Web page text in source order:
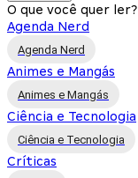
O que você quer ler?
Agenda Nerd
Agenda Nerd
Animes e Mangás
Animes e Mangás
Ciência e Tecnologia
Ciência e Tecnologia
Críticas